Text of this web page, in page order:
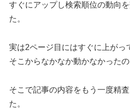
すぐにアップし検索順位の動向
た。
実は2ページ目にはすぐに上がっ
そこからなかなか動かなかったの
そこで記事の内容をもう一度精
た。